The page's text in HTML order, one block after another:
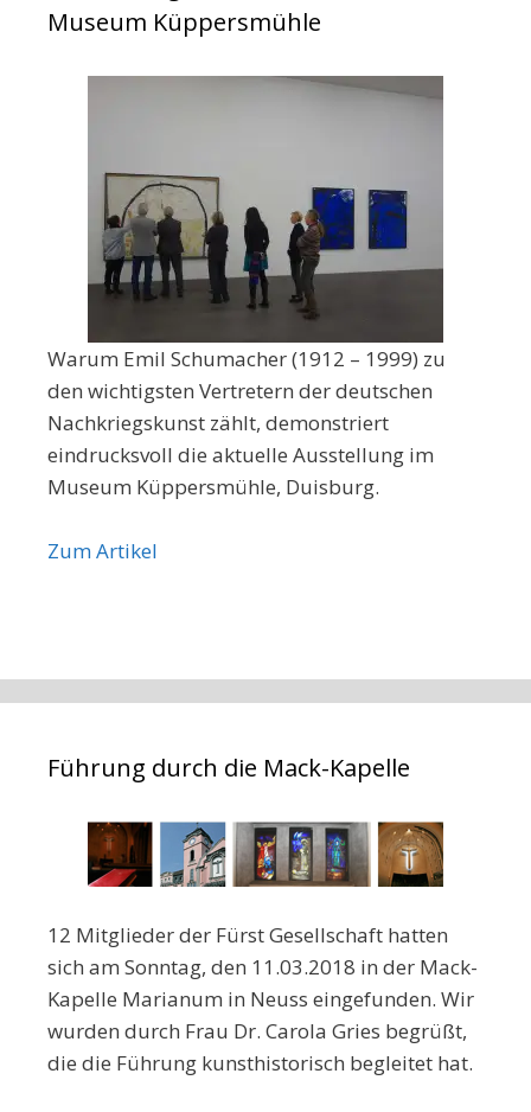
Museum Küppersmühle
Warum Emil Schumacher (1912 – 1999) zu
den wichtigsten Vertretern der deutschen
Nachkriegskunst zählt, demonstriert
eindrucksvoll die aktuelle Ausstellung im
Museum Küppersmühle, Duisburg.
Zum Artikel
Führung durch die Mack-Kapelle
12 Mitglieder der Fürst Gesellschaft hatten
sich am Sonntag, den 11.03.2018 in der Mack-
Kapelle Marianum in Neuss eingefunden. Wir
wurden durch Frau Dr. Carola Gries begrüßt,
die die Führung kunsthistorisch begleitet hat.